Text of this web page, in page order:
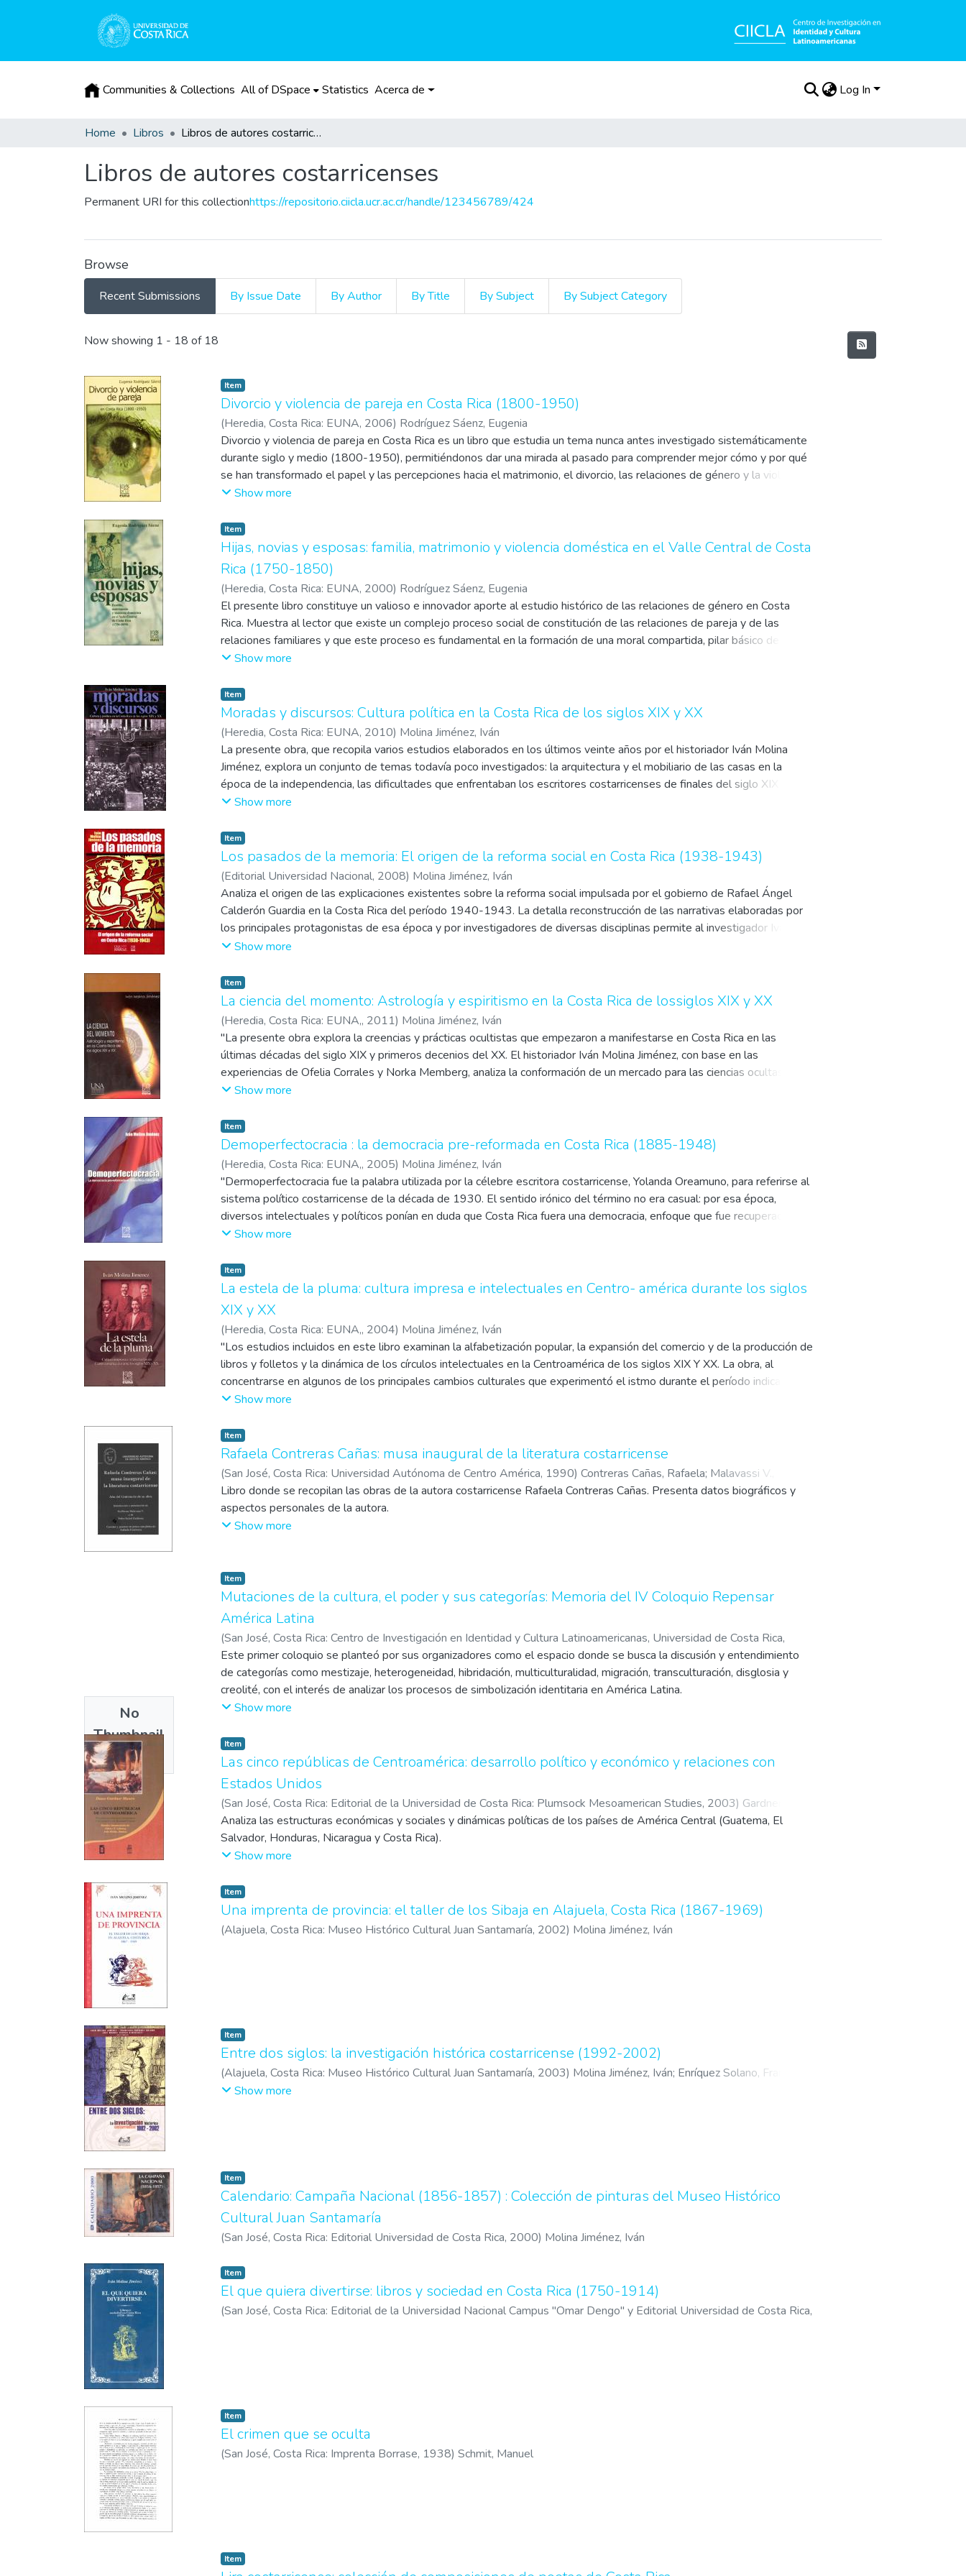
Communities & Collections All of DSpace Statistics Acerca de Log In
Home Libros Libros de autores costarricenses
Libros de autores costarricenses
Permanent URI for this collectionhttps://repositorio.ciicla.ucr.ac.cr/handle/123456789/424
Browse
Recent Submissions By Issue Date By Author By Title By Subject By Subject Category
Recent Submissions
Now showing 1 - 18 of 18
Item
Divorcio y violencia de pareja en Costa Rica (1800-1950)
(Heredia, Costa Rica: EUNA, 2006) Rodríguez Sáenz, Eugenia
Divorcio y violencia de pareja en Costa Rica es un libro que estudia un tema nunca antes investigado sistemáticamente
durante siglo y medio (1800-1950), permitiéndonos dar una mirada al pasado para comprender mejor cómo y por qué
se han transformado el papel y las percepciones hacia el matrimonio, el divorcio, las relaciones de género y la violencia
de pareja en el presente.
Show more
Item
Hijas, novias y esposas: familia, matrimonio y violencia doméstica en el Valle Central de Costa
Rica (1750-1850)
(Heredia, Costa Rica: EUNA, 2000) Rodríguez Sáenz, Eugenia
El presente libro constituye un valioso e innovador aporte al estudio histórico de las relaciones de género en Costa
Rica. Muestra al lector que existe un complejo proceso social de constitución de las relaciones de pareja y de las
relaciones familiares y que este proceso es fundamental en la formación de una moral compartida, pilar básico de la
nación. De tal forma, este libro obliga a los historiadores a repensar el concepto de nación, ampliando su análisis mucho
Show more
Item
Moradas y discursos: Cultura política en la Costa Rica de los siglos XIX y XX
(Heredia, Costa Rica: EUNA, 2010) Molina Jiménez, Iván
La presente obra, que recopila varios estudios elaborados en los últimos veinte años por el historiador Iván Molina
Jiménez, explora un conjunto de temas todavía poco investigados: la arquitectura y el mobiliario de las casas en la
época de la independencia, las dificultades que enfrentaban los escritores costarricenses de finales del siglo XIX e
inicios del siglo XX para publicar sus textos, el avance logrado por el ateísmo en el San José de la década de 1900, el
conexión entre propaganda electoral y reforma social en los decenios de 1930 y 1940, y la carrera política de Harold
Nichols, un afrocostarricense que destacó en el Partido Comunista de Costa Rca.
Show more
Item
Los pasados de la memoria: El origen de la reforma social en Costa Rica (1938-1943)
(Editorial Universidad Nacional, 2008) Molina Jiménez, Iván
Analiza el origen de las explicaciones existentes sobre la reforma social impulsada por el gobierno de Rafael Ángel
Calderón Guardia en la Costa Rica del período 1940-1943. La detalla reconstrucción de las narrativas elaboradas por
los principales protagonistas de esa época y por investigadores de diversas disciplinas permite al investigador Iván
Molina Jiménez ofrecer una versión novedosa y polémica de uno de los procesos fundamentales de cambio institucional
Show more
Item
La ciencia del momento: Astrología y espiritismo en la Costa Rica de lossiglos XIX y XX
(Heredia, Costa Rica: EUNA,, 2011) Molina Jiménez, Iván
"La presente obra explora la creencias y prácticas ocultistas que empezaron a manifestarse en Costa Rica en las
últimas décadas del siglo XIX y primeros decenios del XX. El historiador Iván Molina Jiménez, con base en las
experiencias de Ofelia Corrales y Norka Memberg, analiza la conformación de un mercado para las ciencias ocultas, la
fundación de organizaciones y revistas relacionadas con estas actividades, la entusiasta participación de destacados
tuvieron sus esfuerzos por adivinar el futuro y comunicarse con el más allá".
Show more
Item
Demoperfectocracia : la democracia pre-reformada en Costa Rica (1885-1948)
(Heredia, Costa Rica: EUNA,, 2005) Molina Jiménez, Iván
"Dermoperfectocracia fue la palabra utilizada por la célebre escritora costarricense, Yolanda Oreamuno, para referirse al
sistema político costarricense de la década de 1930. El sentido irónico del término no era casual: por esa época,
diversos intelectuales y políticos ponían en duda que Costa Rica fuera una democracia, enfoque que fue recuperado y
enfatizado, a partir de la década de 1980, por distintos investigadores sociales.
La perspectiva que orienta el presente libro es muy diferente: parte de que, entre finales del siglo XIX e inicios del XX,
Costa Rica experimentó una transición decisiva hacia una democracia pre-formada, en cuyo curso elecciones periódicas y
competitivas se convirtieron en el nexo fundamental entre las demandas populares y las políticas públicas. El resultado
de esta conexión, a largo plazo, fue un sistema político socialmente orientado".
Show more
Item
La estela de la pluma: cultura impresa e intelectuales en Centro- américa durante los siglos
XIX y XX
(Heredia, Costa Rica: EUNA,, 2004) Molina Jiménez, Iván
"Los estudios incluidos en este libro examinan la alfabetización popular, la expansión del comercio y de la producción de
libros y folletos y la dinámica de los círculos intelectuales en la Centroamérica de los siglos XIX Y XX. La obra, al
concentrarse en algunos de los principales cambios culturales que experimentó el istmo durante el período indicado,
explora dimensiones hasta ahora muy poco conocidas de su pasado, las cuales son esenciales para comprender su
Show more
Item
Rafaela Contreras Cañas: musa inaugural de la literatura costarricense
(San José, Costa Rica: Universidad Autónoma de Centro América, 1990) Contreras Cañas, Rafaela; Malavassi V.,
Guillermo;Gutiérrez, Pedro Rafael
Libro donde se recopilan las obras de la autora costarricense Rafaela Contreras Cañas. Presenta datos biográficos y
aspectos personales de la autora.
Show more
No
Thumbnail
Available
Item
Mutaciones de la cultura, el poder y sus categorías: Memoria del IV Coloquio Repensar
América Latina
(San José, Costa Rica: Centro de Investigación en Identidad y Cultura Latinoamericanas, Universidad de Costa Rica,
2017)Coloquio Repensar América Latina (4° : 2016 : San José : Costa Rica);Arias Mora, Dennis
Este primer coloquio se planteó por sus organizadores como el espacio donde se busca la discusión y entendimiento
de categorías como mestizaje, heterogeneidad, hibridación, multiculturalidad, migración, transculturación, disglosia y
creolité, con el interés de analizar los procesos de simbolización identitaria en América Latina.
Por medio de su evolución histórica desde los procesos de conquista, colonización, pasando por la formación de los
Show more
Item
Las cinco repúblicas de Centroamérica: desarrollo político y económico y relaciones con
Estados Unidos
(San José, Costa Rica: Editorial de la Universidad de Costa Rica: Plumsock Mesoamerican Studies, 2003) Gardner
Munro, Dana;Lehoucq, Fabrice E.;Molina Jiménez, Iván
Analiza las estructuras económicas y sociales y dinámicas políticas de los países de América Central (Guatema, El
Salvador, Honduras, Nicaragua y Costa Rica).
Show more
Item
Una imprenta de provincia: el taller de los Sibaja en Alajuela, Costa Rica (1867-1969)
(Alajuela, Costa Rica: Museo Histórico Cultural Juan Santamaría, 2002) Molina Jiménez, Iván
Item
Entre dos siglos: la investigación histórica costarricense (1992-2002)
(Alajuela, Costa Rica: Museo Histórico Cultural Juan Santamaría, 2003) Molina Jiménez, Iván; Enríquez Solano, Francisco
Cerdas Albertazzi, José Manuel
Show more
Item
Calendario: Campaña Nacional (1856-1857) : Colección de pinturas del Museo Histórico
Cultural Juan Santamaría
(San José, Costa Rica: Editorial Universidad de Costa Rica, 2000) Molina Jiménez, Iván
Item
El que quiera divertirse: libros y sociedad en Costa Rica (1750-1914)
(San José, Costa Rica: Editorial de la Universidad Nacional Campus "Omar Dengo" y Editorial Universidad de Costa Rica,
Item
El crimen que se oculta
(San José, Costa Rica: Imprenta Borrase, 1938) Schmit, Manuel
Item